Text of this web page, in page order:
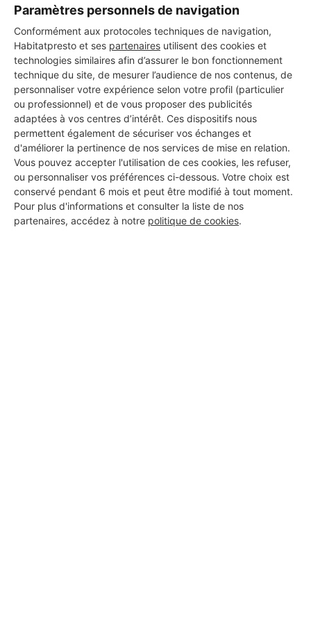
Paramètres personnels de navigation
Conformément aux protocoles techniques de navigation,
Habitatpresto et ses partenaires utilisent des cookies et
technologies similaires afin d’assurer le bon fonctionnement
technique du site, de mesurer l’audience de nos contenus, de
personnaliser votre expérience selon votre profil (particulier
ou professionnel) et de vous proposer des publicités
adaptées à vos centres d’intérêt. Ces dispositifs nous
permettent également de sécuriser vos échanges et
d'améliorer la pertinence de nos services de mise en relation.
Vous pouvez accepter l'utilisation de ces cookies, les refuser,
ou personnaliser vos préférences ci-dessous. Votre choix est
conservé pendant 6 mois et peut être modifié à tout moment.
Pour plus d'informations et consulter la liste de nos
partenaires, accédez à notre politique de cookies.